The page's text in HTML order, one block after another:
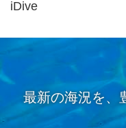
iDive
最新の海況を、